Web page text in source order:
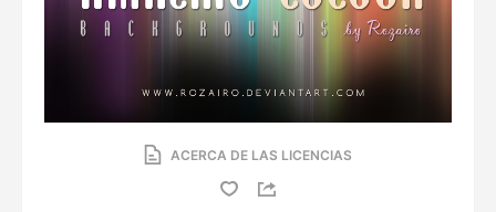
ACERCA DE LAS LICENCIAS